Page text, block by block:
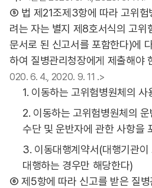
⑤ 법 제21조제3항에 따라 고위험
려는 자는 별지 제8호서식의 고위
문서로 된 신고서를 포함한다)에
하여 질병관리청장에게 제출해야
020. 6. 4., 2020. 9. 11 .>
1. 이동하는 고위험병원체의 사
2. 이동하는 고위험병원체의
수단 및 운반자에 관한 사항을
3. 이동대행계약서(대행기관
대행하는 경우만 해당한다)
⑥ 제5항에 따라 신고를 받은 질병